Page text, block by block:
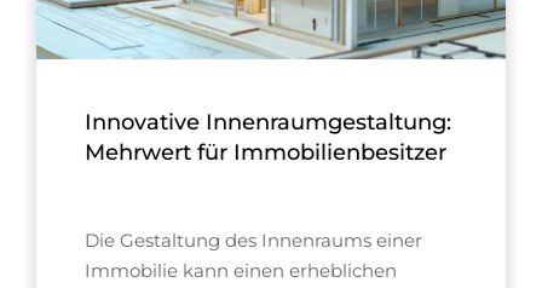
Innovative Innenraumgestaltung:
Mehrwert für Immobilienbesitzer
Die Gestaltung des Innenraums einer
Immobilie kann einen erheblichen